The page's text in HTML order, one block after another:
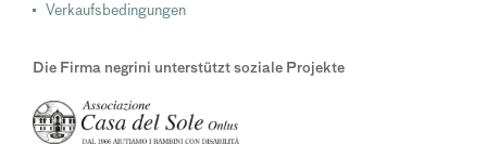
Verkaufsbedingungen
Die Firma negrini unterstützt soziale Projekte